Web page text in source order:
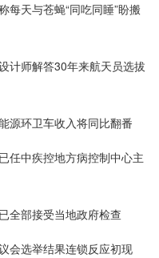
每天与苍蝇“同吃同睡”盼搬
计师解答30年来航天员选拔
源环卫车收入将同比翻番
任中疾控地方病控制中心主
全部接受当地政府检查
会选举结果连锁反应初现